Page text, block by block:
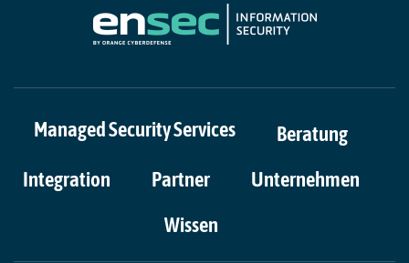
Managed Security Services
Beratung
Integration
Partner
Unternehmen
Wissen